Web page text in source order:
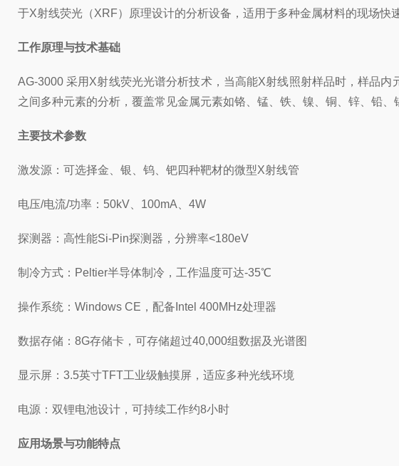
于X射线荧光（XRF）原理设计的分析设备，适用于多种金属材料的现场快
工作原理与技术基础
AG-3000 采用X射线荧光光谱分析技术，当高能X射线照射样品时，样品
之间多种元素的分析，覆盖常见金属元素如铬、锰、铁、镍、铜、锌、铅、
主要技术参数
激发源：可选择金、银、钨、钯四种靶材的微型X射线管
电压/电流/功率：50kV、100mA、4W
探测器：高性能Si-Pin探测器，分辨率<180eV
制冷方式：Peltier半导体制冷，工作温度可达-35℃
操作系统：Windows CE，配备Intel 400MHz处理器
数据存储：8G存储卡，可存储超过40,000组数据及光谱图
显示屏：3.5英寸TFT工业级触摸屏，适应多种光线环境
电源：双锂电池设计，可持续工作约8小时
应用场景与功能特点